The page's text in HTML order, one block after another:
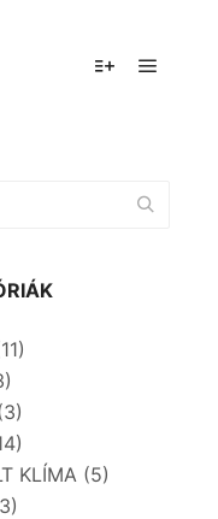
KLÍMA (5)